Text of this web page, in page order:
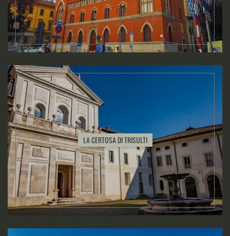
LA CERTOSA DI TRISULTI